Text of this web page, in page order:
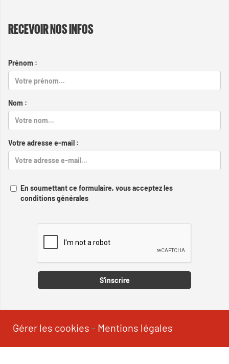
RECEVOIR NOS INFOS
Prénom :
Nom :
Votre adresse e-mail :
En soumettant ce formulaire, vous acceptez les
conditions générales
S'inscrire
Gérer les cookies - Mentions légales